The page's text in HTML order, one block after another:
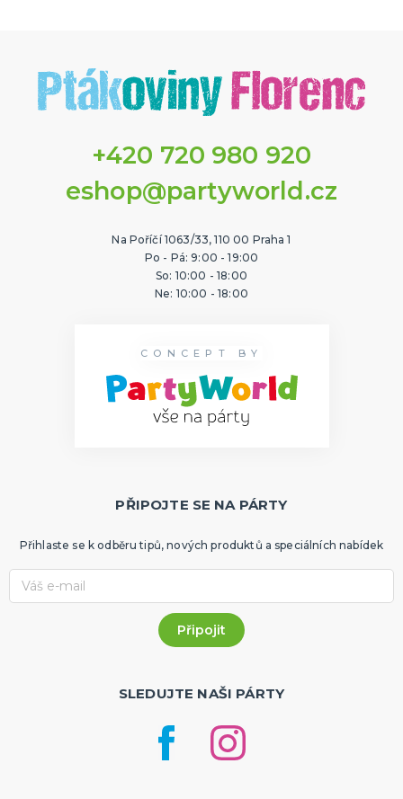
+420 720 980 920
eshop@partyworld.cz
Na Poříčí 1063/33, 110 00 Praha 1
Po - Pá: 9:00 - 19:00
So: 10:00 - 18:00
Ne: 10:00 - 18:00
CONCEPT BY
PŘIPOJTE SE NA PÁRTY
Přihlaste se k odběru tipů, nových produktů a speciálních nabídek
SLEDUJTE NAŠI PÁRTY